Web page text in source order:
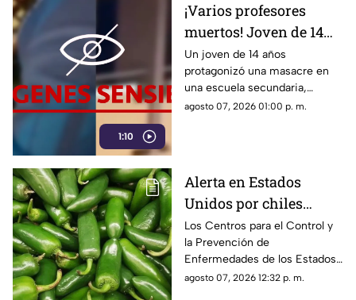
1:10
¡Varios profesores
muertos! Joven de 14
años asesina a sus
abuelos y hace tiroteo
en una secundaria
(VIDEO)
Un joven de 14 años
protagonizó una masacre en
una escuela secundaria,
dejando al menos siete
agosto 07, 2026 01:00 p. m.
Alerta en Estados
Unidos por chiles
jalapeños de Sinaloa:
Suman más de 300
enfermos por
Salmonella
Los Centros para el Control y
la Prevención de
Enfermedades de los Estados
Unidos (CDC) emitieron una
agosto 07, 2026 12:32 p. m.